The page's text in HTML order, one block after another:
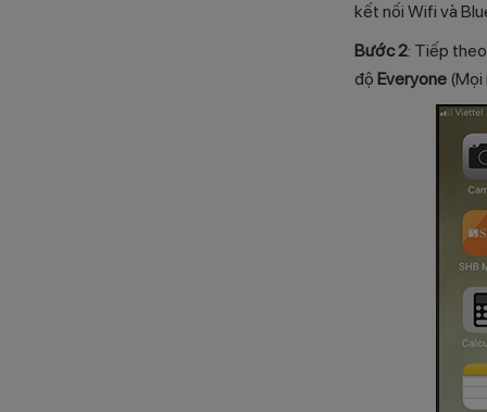
kết nối Wifi và
Bước 2: Tiếp
độ Everyone (Mọi